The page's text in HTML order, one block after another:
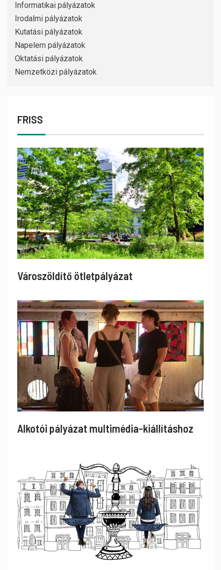
Informatikai pályázatok
Irodalmi pályázatok
Kutatási pályázatok
Napelem pályázatok
Oktatási pályázatok
Nemzetközi pályázatok
FRISS
Városzöldítő ötletpályázat
Alkotói pályázat multimédia-kiállításhoz